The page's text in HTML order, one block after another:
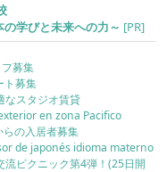
学びと未来への力～ [PR]
募集
ト募集
なスタジオ賃貸
en zona Pacifico
の入居者募集
de japonés idioma materno
流ピクニック第4弾！(25日開